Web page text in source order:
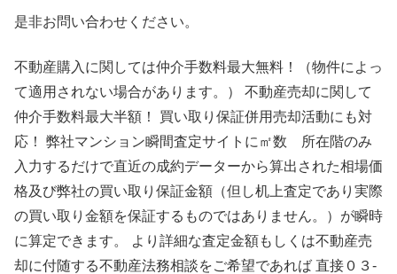
是非お問い合わせください。
不動産購入に関しては仲介手数料最大無料！（物件によっ
て適用されない場合があります。） 不動産売却に関して
仲介手数料最大半額！ 買い取り保証併用売却活動にも対
応！ 弊社マンション瞬間査定サイトに㎡数 所在階のみ
入力するだけで直近の成約データーから算出された相場価
格及び弊社の買い取り保証金額（但し机上査定であり実際
の買い取り金額を保証するものではありません。）が瞬時
に算定できます。 より詳細な査定金額もしくは不動産売
却に付随する不動産法務相談をご希望であれば 直接０３-